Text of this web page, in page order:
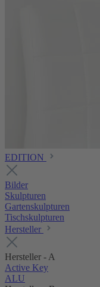
EDITION
Bilder
Skulpturen
Gartenskulpturen
Tischskulpturen
Hersteller
Hersteller - A
Active Key
ALU